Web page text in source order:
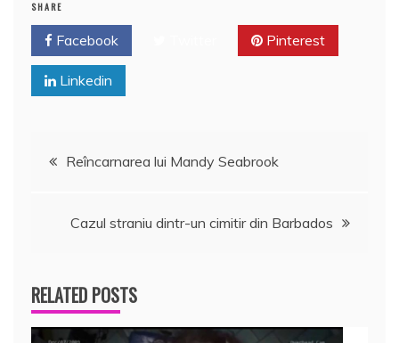
SHARE
Facebook Pinterest
Linkedin
Navigare
Reîncarnarea lui Mandy Seabrook
Cazul straniu dintr-un cimitir din Barbados
RELATED POSTS